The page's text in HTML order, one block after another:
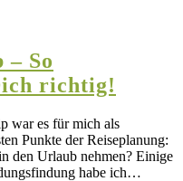
So
richtig!
war es für mich als
Punkte der Reiseplanung:
den Urlaub nehmen? Einige
habe ich…